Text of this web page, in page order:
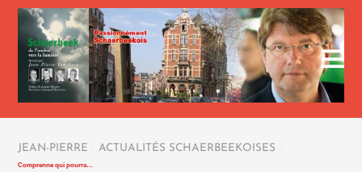
JEAN-PIERRE ACTUALITÉS SCHAERBEEKOISES
Comprenne qui pourra…